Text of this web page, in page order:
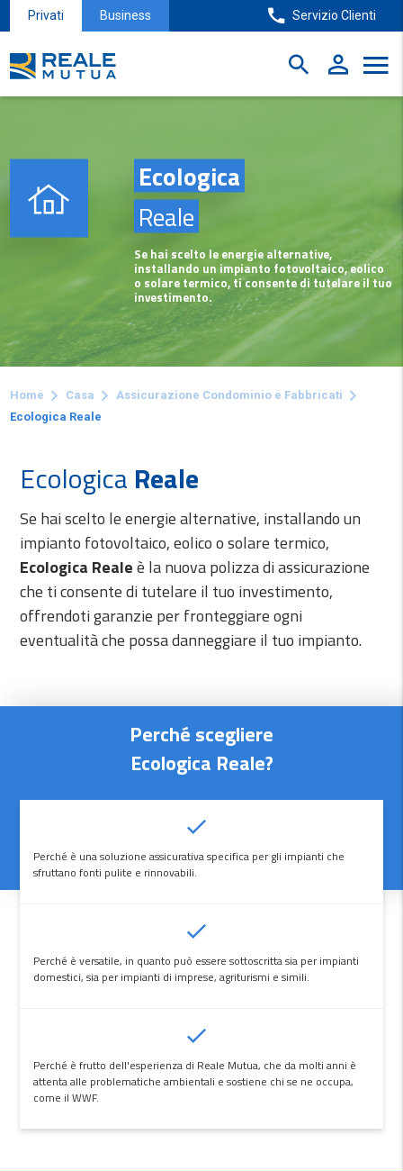
Privati Business Servizio Clienti
Ecologica
Reale
Se hai scelto le energie alternative,
installando un impianto fotovoltaico, eolico
o solare termico, ti consente di tutelare il tuo
investimento.
Home Casa
Assicurazione Condominio e Fabbricati
Ecologica Reale
Ecologica Reale
Se hai scelto le energie alternative, installando un
impianto fotovoltaico, eolico o solare termico,
Ecologica Realeè la nuova polizza di assicurazione
che ti consente di tutelare il tuo investimento,
offrendoti garanzie per fronteggiare ogni
eventualità che possa danneggiare il tuo impianto.
Perché scegliere
Ecologica Reale?
Perché è una soluzione assicurativa specifica per gli impianti che
sfruttano fonti pulite e rinnovabili.
Perché è versatile, in quanto può essere sottoscritta sia per impianti
domestici, sia per impianti di imprese, agriturismi e simili.
Perché è frutto dell'esperienza di Reale Mutua, che da molti anni è
attenta alle problematiche ambientali e sostiene chi se ne occupa,
come il WWF.